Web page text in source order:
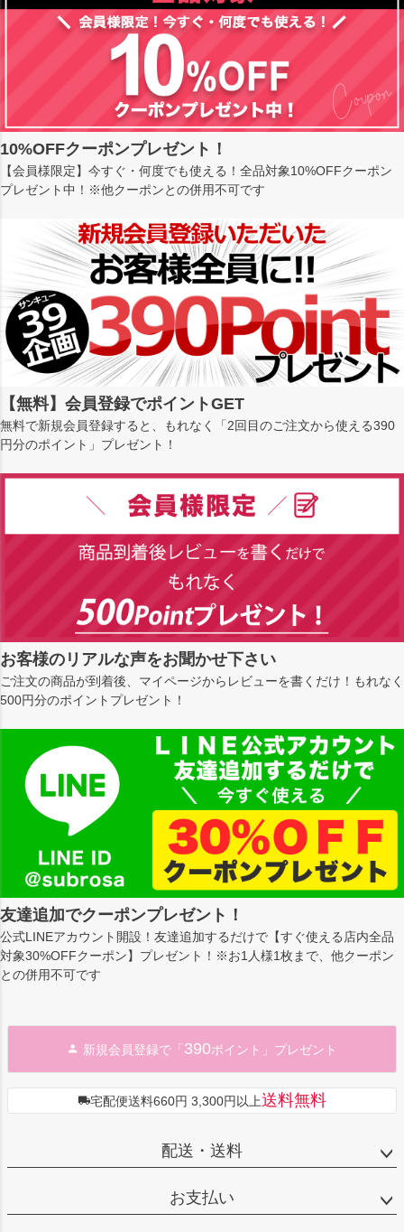
10%OFFクーポンプレゼント！
【会員様限定】今すぐ・何度でも使える！全品対象10%OFFクーポン
プレゼント中！※他クーポンとの併用不可です
【無料】会員登録でポイントGET
無料で新規会員登録すると、もれなく「2回目のご注文から使える390
円分のポイント」プレゼント！
お客様のリアルな声をお聞かせ下さい
ご注文の商品が到着後、マイページからレビューを書くだけ！もれなく
500円分のポイントプレゼント！
友達追加でクーポンプレゼント！
公式LINEアカウント開設！友達追加するだけで【すぐ使える店内全品
対象30%OFFクーポン】プレゼント！※お1人様1枚まで、他クーポン
との併用不可です
新規会員登録で「390ポイント」プレゼント
宅配便送料660円 3,300円以上送料無料
配送・送料
お支払い